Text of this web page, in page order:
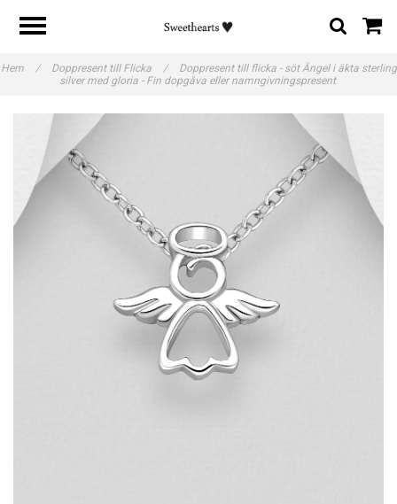
Hem / Doppresent till Flicka /
Doppresent till flicka - söt Ängel i äkta sterling
silver med gloria - Fin dopgåva eller namngivningspresent